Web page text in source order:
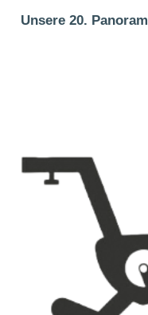
Unsere 20.